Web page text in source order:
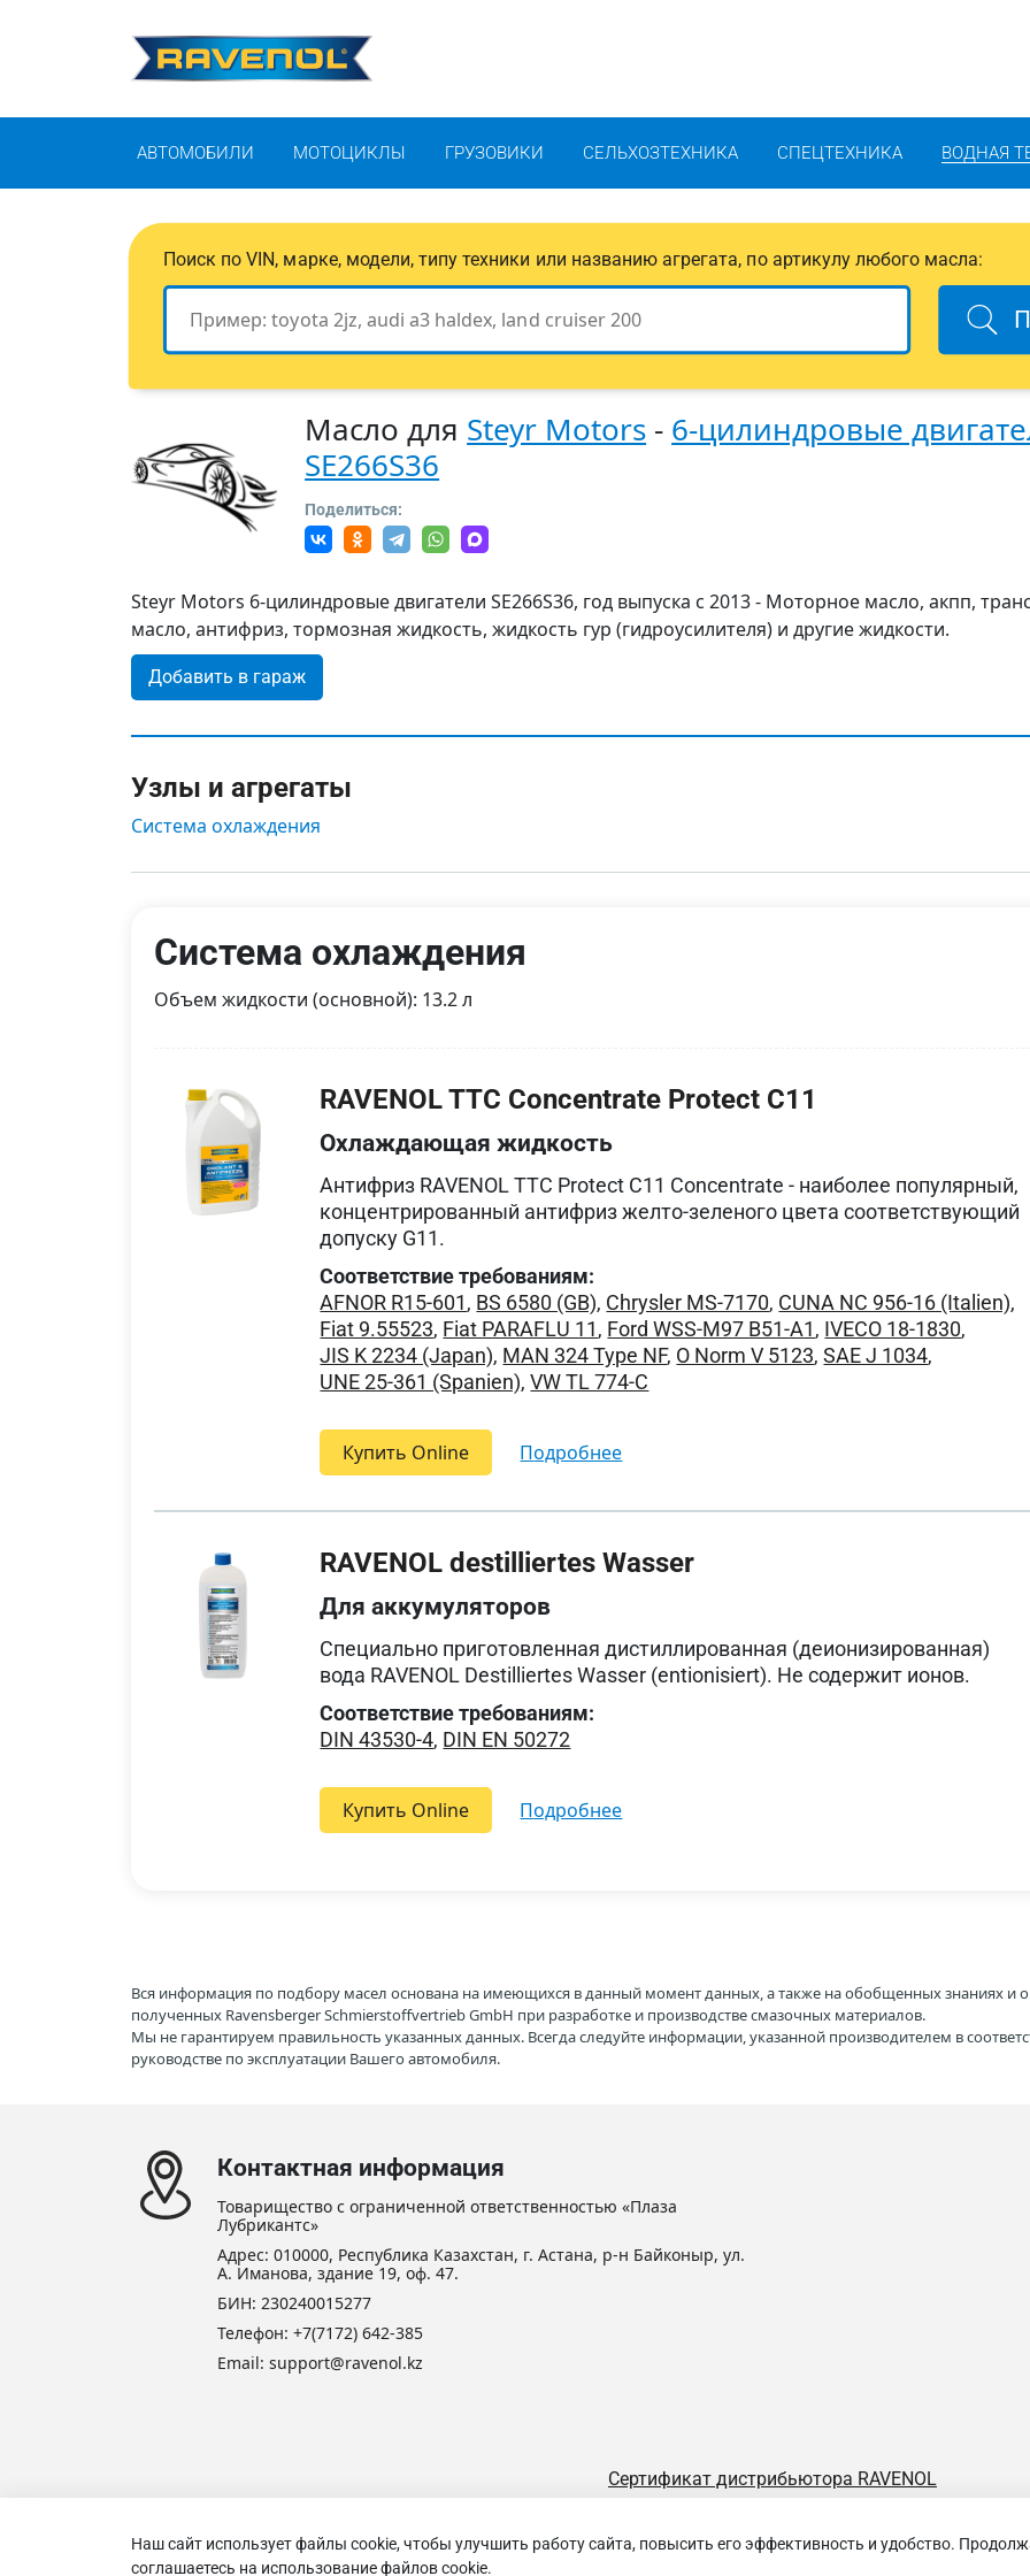
АВТОМОБИЛИ МОТОЦИКЛЫ ГРУЗОВИКИ СЕЛЬХОЗТЕХНИКА СПЕЦТЕХНИКА ВОДНАЯ
Поиск по VIN, марке, модели, типу техники или названию агрегата, по артикулу любого масла:
Масло для Steyr Motors - 6-цилиндровые
SE266S36
Поделиться:
Steyr Motors 6-цилиндровые двигатели SE266S36, год выпуска с 2013 - Моторное масло, акпп,
масло, антифриз, тормозная жидкость, жидкость гур (гидроусилителя) и другие жидкости.
Добавить в гараж
Узлы и агрегаты
Система охлаждения
Система охлаждения
Объем жидкости (основной): 13.2 л
RAVENOL TTC Concentrate Protect C11
Охлаждающая жидкость
Антифриз RAVENOL TTC Protect C11 Concentrate - наиболее популярный,
концентрированный антифриз желто-зеленого цвета соответствующий
допуску G11.
Соответствие требованиям:
AFNOR R15-601, BS 6580 (GB), Chrysler MS-7170, CUNA NC 956-16 (Italien),
Fiat 9.55523, Fiat PARAFLU 11, Ford WSS-M97 B51-A1, IVECO 18-1830,
JIS K 2234 (Japan), MAN 324 Type NF, O Norm V 5123,SAE J 1034,
UNE 25-361 (Spanien),VW TL 774-C
Купить Online подробнее
RAVENOL destilliertes Wasser
Для аккумуляторов
Специально приготовленная дистиллированная (деионизированная)
вода RAVENOL Destilliertes Wasser (entionisiert). Не содержит ионов.
Соответствие требованиям:
DIN 43530-4, DIN EN 50272
Купить Online подробнее
Вся информация по подбору масел основана на имеющихся в данный момент данных, а также на обобщенных знаниях и
полученных Ravensberger Schmierstoffvertrieb GmbH при разработке и производстве смазочных материалов.
Мы не гарантируем правильность указанных данных. Всегда следуйте информации, указанной производителем в
руководстве по эксплуатации Вашего автомобиля.
Контактная информация
Товарищество с ограниченной ответственностью «Плаза
Лубрикантс»
Адрес: 010000, Республика Казахстан, г. Астана, р-н Байконыр, ул.
А. Иманова, здание 19, оф. 47.
БИН: 230240015277
Телефон: +7(7172) 642-385
Email: support@ravenol.kz
Сертификат дистрибьютора RAVENOL
Товарищество с ограниченной ответственностью «Плаза
Наш сайт использует файлы cookie, чтобы улучшить работу сайта, повысить его эффективность и удобство.
соглашаетесь на использование файлов cookie.